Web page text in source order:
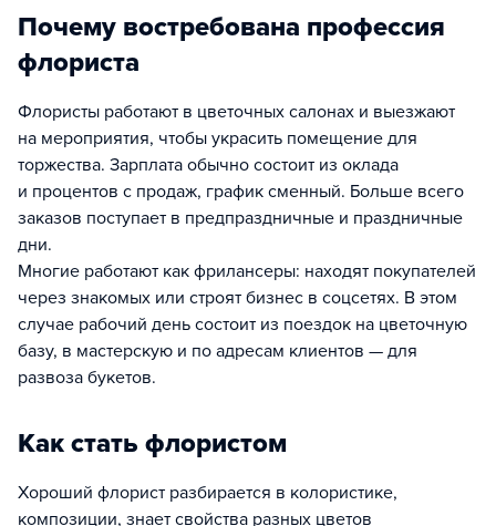
Почему востребована профессия
флориста
Флористы работают в цветочных салонах и выезжают
на мероприятия, чтобы украсить помещение для
торжества. Зарплата обычно состоит из оклада
и процентов с продаж, график сменный. Больше всего
заказов поступает в предпраздничные и праздничные
дни.
Многие работают как фрилансеры: находят покупателей
через знакомых или строят бизнес в соцсетях. В этом
случае рабочий день состоит из поездок на цветочную
базу, в мастерскую и по адресам клиентов — для
развоза букетов.
Как стать флористом
Хороший флорист разбирается в колористике,
композиции, знает свойства разных цветов